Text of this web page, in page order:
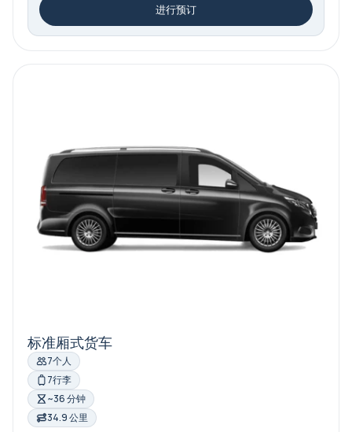
进行预订
标准厢式货车
7个人
7行李
~36 分钟
34.9 公里